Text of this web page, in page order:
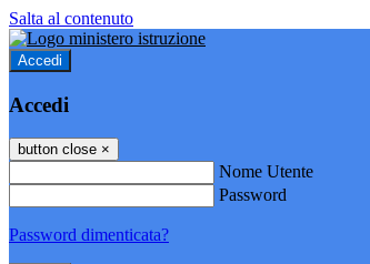
Salta al contenuto
Accedi
Accedi
button close ×
Nome Utente
Password
Password dimenticata?